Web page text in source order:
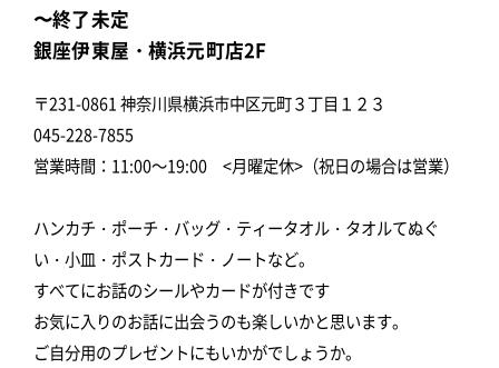
〜終了未定
銀座伊東屋・横浜元町店2F
〒231-0861 神奈川県横浜市中区元町３丁目１２３
045-228-7855
営業時間：11:00～19:00 <月曜定休>（祝日の場合は営業）
ハンカチ・ポーチ・バッグ・ティータオル・タオルてぬぐ
い・小皿・ポストカード・ノートなど。
すべてにお話のシールやカードが付きです
お気に入りのお話に出会うのも楽しいかと思います。
ご自分用のプレゼントにもいかがでしょうか。